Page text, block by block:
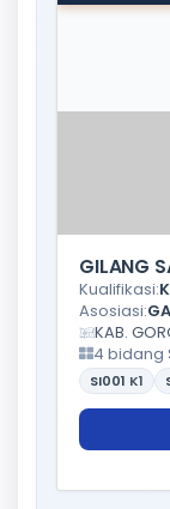
GILANG
Kualifikasi:
Asosiasi:
KAB.
4 bidang
SI001 K1